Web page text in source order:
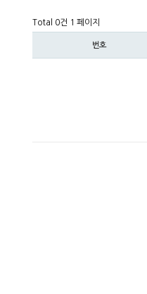
Total 0건 1 페이지
번호